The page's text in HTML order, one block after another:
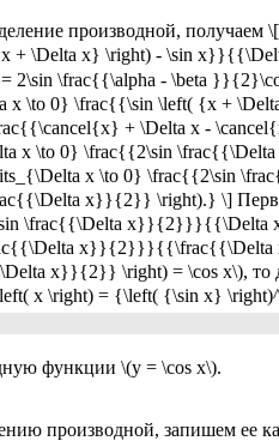
производной,
+ \Delta x} \right) - \sin
= 2\sin \frac{{\alpha - \beta
x \to 0} \frac{{\sin \left( {x +
+ \Delta x -
x \to 0} \frac{{2\sin
x \to 0} \frac{{2\sin
x}}{2}} \right).} \]
\frac{{\Delta x}}{2}}}{{\Delta
x}}{2}}}{{\frac{{\Delta
x}}{2}} \right) = \cos x\), то
x \right) = {\left( {\sin x}
функции \(y = \cos x\).
производной, запишем ее